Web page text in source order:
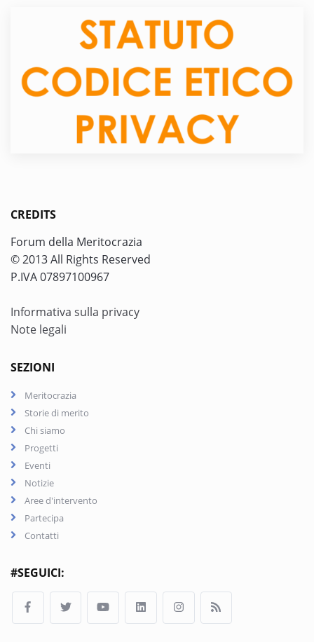
CREDITS
Forum della Meritocrazia
© 2013 All Rights Reserved
P.IVA 07897100967
Informativa sulla privacy
Note legali
SEZIONI
Meritocrazia
Storie di merito
Chi siamo
Progetti
Eventi
Notizie
Aree d'intervento
Partecipa
Contatti
#SEGUICI: